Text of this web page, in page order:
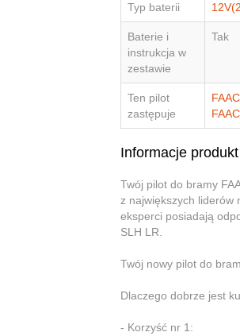
Typ baterii
Baterie i
instrukcja w
zestawie
Tak
Ten pilot
zastępuje
Informacje
Twój pilot do bramy
z największych liderów
eksperci posiadają
SLH LR.
Twój nowy pilot do
Dlaczego dobrze jest
- Korzyść nr 1: